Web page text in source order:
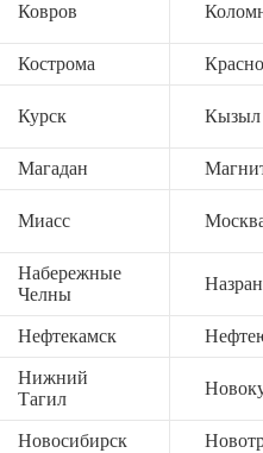
Ковров
Кострома
Курск Кызыл
Магадан
Миасс
Набережные
Челны
Нефтекамск
Нижний
Тагил
Новосибирск